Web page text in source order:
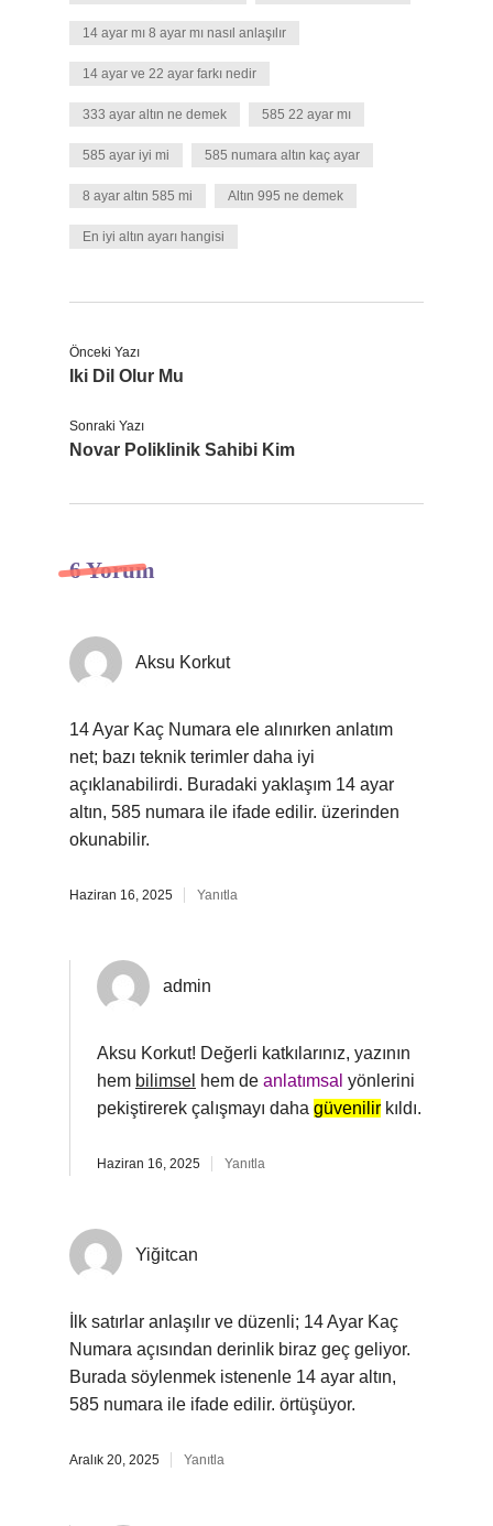
14 ayar mı 8 ayar mı nasıl anlaşılır
14 ayar ve 22 ayar farkı nedir
333 ayar altın ne demek 585 22 ayar mı
585 ayar iyi mi 585 numara altın kaç ayar
8 ayar altın 585 mi Altın 995 ne demek
En iyi altın ayarı hangisi
Önceki Yazı
Iki Dil Olur Mu
Sonraki Yazı
Novar Poliklinik Sahibi Kim
6 Yorum
Aksu Korkut
14 Ayar Kaç Numara ele alınırken anlatım
net; bazı teknik terimler daha iyi
açıklanabilirdi. Buradaki yaklaşım 14 ayar
altın, 585 numara ile ifade edilir. üzerinden
okunabilir.
Haziran 16, 2025 Yanıtla
admin
Aksu Korkut! Değerli katkılarınız, yazının
hem bilimsel hem de anlatımsal yönlerini
pekiştirerek çalışmayı daha güvenilir kıldı.
Haziran 16, 2025 Yanıtla
Yiğitcan
İlk satırlar anlaşılır ve düzenli; 14 Ayar Kaç
Numara açısından derinlik biraz geç geliyor.
Burada söylenmek istenenle 14 ayar altın,
585 numara ile ifade edilir. örtüşüyor.
Aralık 20, 2025 Yanıtla